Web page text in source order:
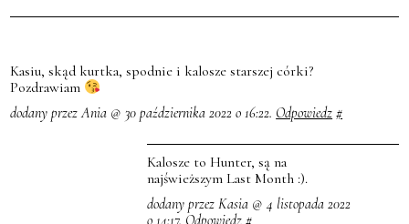
Kasiu, skąd kurtka, spodnie i kalosze starszej córki?
Pozdrawiam
dodany przez Ania @ 30 października 2022 o 16:22. Odpowiedz #
Kalosze to Hunter, są na
najświeższym Last Month :).
dodany przez Kasia @ 4 listopada 2022